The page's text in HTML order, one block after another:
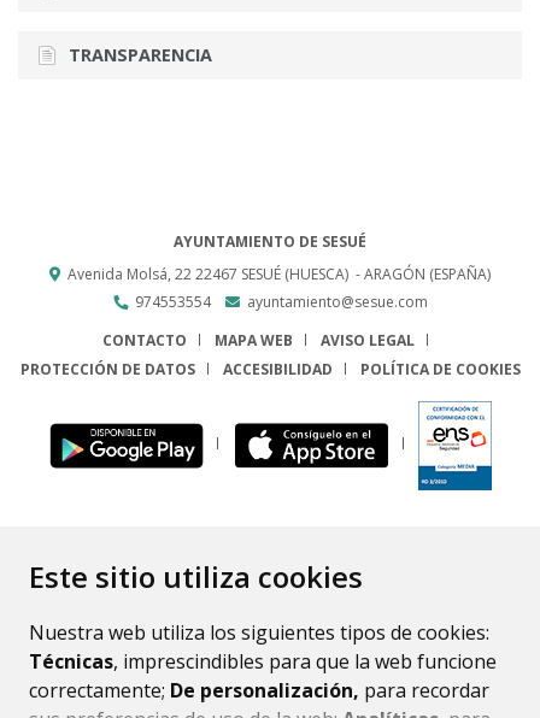
Este sitio utiliza cookies
Nuestra web utiliza los siguientes tipos de cookies:
Técnicas, imprescindibles para que la web funcione
correctamente; De personalización, para recordar
TRANSPARENCIA
AYUNTAMIENTO DE SESUÉ
Avenida Molsá, 2222467 SESUÉ (HUESCA) - ARAGÓN (ESPAÑA)
974553554
ayuntamiento@sesue.com
CONTACTO
MAPA WEB
AVISO LEGAL
PROTECCIÓN DE DATOS
ACCESIBILIDAD POLÍTICA DE COOKIES